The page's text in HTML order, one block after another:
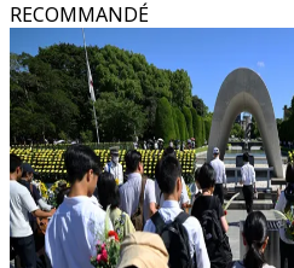
RECOMMANDÉ